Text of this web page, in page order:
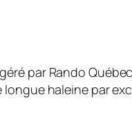
par Rando
haleine par